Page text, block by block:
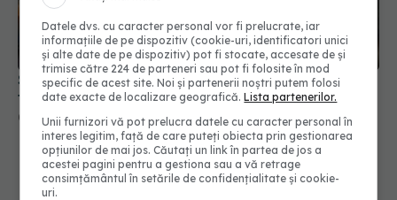
Semnul banal al cancerului pulmonar. Când
trebuie să mergi la medic
01 aug 2026, 14:48
Datele dvs. cu caracter personal vor fi prelucrate, iar
informațiile de pe dispozitiv (cookie-uri, identificatori unici
și alte date de pe dispozitiv) pot fi stocate, accesate de și
trimise către 224 de parteneri sau pot fi folosite în mod
specific de acest site. Noi și partenerii noștri putem folosi
date exacte de localizare geografică.Lista partenerilor.
Unii furnizori vă pot prelucra datele cu caracter personal în
interes legitim, față de care puteți obiecta prin gestionarea
opțiunilor de mai jos. Căutați un link în partea de jos a
acestei pagini pentru a gestiona sau a vă retrage
consimțământul în setările de confidențialitate și cookie-
uri.